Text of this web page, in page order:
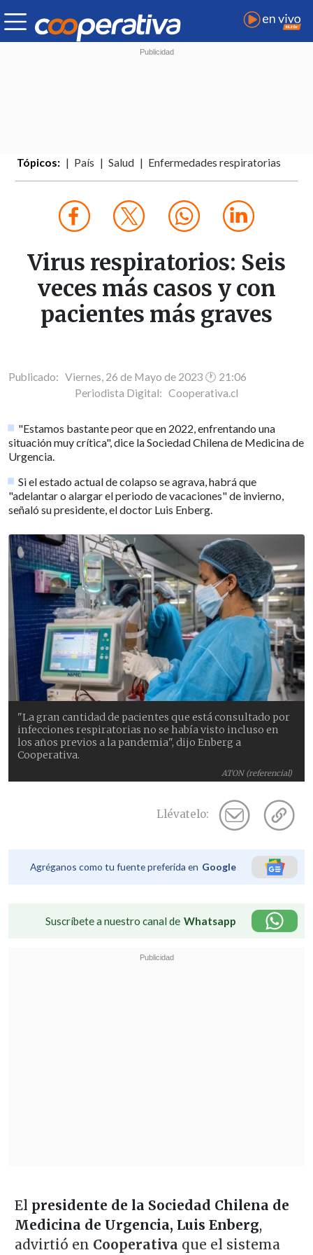
Tópicos: País Salud Enfermedades respiratorias
Virus respiratorios: Seis
veces más casos y con
pacientes más graves
Publicado: Viernes, 26 de Mayo de 2023 🕐 21:06
Periodista Digital: Cooperativa.cl
"Estamos bastante peor que en 2022, enfrentando una
situación muy crítica", dice la Sociedad Chilena de Medicina de
Urgencia.
Si el estado actual de colapso se agrava, habrá que
"adelantar o alargar el periodo de vacaciones" de invierno,
señaló su presidente, el doctor Luis Enberg.
ATON (referencial)
"La gran cantidad de pacientes que está consultado por
infecciones respiratorias no se había visto incluso en
los años previos a la pandemia", dijo Enberg a
Cooperativa.
Llévatelo:
Agréganos como tu fuente preferida en Google
Suscríbete a nuestro canal de Whatsapp
El presidente de la Sociedad Chilena de
Medicina de Urgencia, Luis Enberg,
advirtió en Cooperativa que el sistema